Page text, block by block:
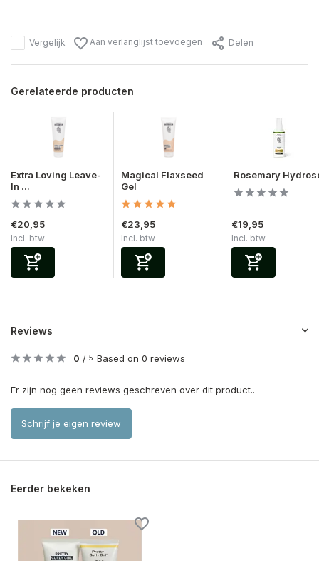
Vergelijk Aan verlanglijst toevoegen Delen
Gerelateerde producten
Extra Loving Leave-
In ...
€20,95
Incl. btw
Magical Flaxseed
Gel
€23,95
Incl. btw
Rosemary
€19,95
Incl. btw
Reviews
0 / 5 Based on 0 reviews
Er zijn nog geen reviews geschreven over dit product..
Schrijf je eigen review
Eerder bekeken